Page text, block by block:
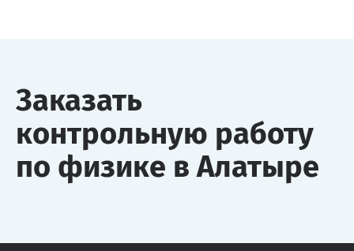
Заказать
контрольную работу
по физике в Алатыре